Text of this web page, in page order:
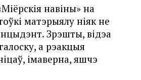
навіны» на
матэрыялу ніяк не
Зрэшты, відэа
а рэакцыя
імаверна, яшчэ